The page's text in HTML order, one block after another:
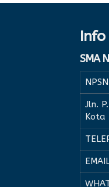
Info
SMA
NPSN
Jln.
Kota